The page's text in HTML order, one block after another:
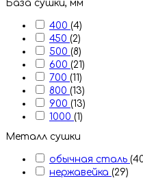
База сушки, мм
400 (4)
450 (2)
500 (8)
600 (21)
700 (11)
800 (13)
900 (13)
1000 (1)
Металл сушки
обычная сталь
нержавейка (29)